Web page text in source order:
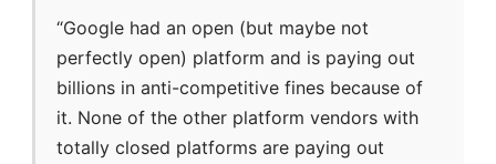
“Google had an open (but maybe not
perfectly open) platform and is paying out
billions in anti-competitive fines because of
it. None of the other platform vendors with
totally closed platforms are paying out